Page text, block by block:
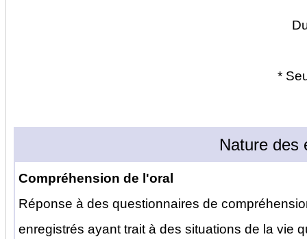
*
Nature des
Compréhension de l'oral
Réponse à des questionnaires de
enregistrés ayant trait à des situations de la vie